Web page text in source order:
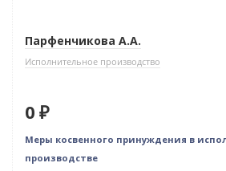
Парфенчикова А.А.
Исполнительное производство
0 ₽
Меры косвенного принуждения в
производстве